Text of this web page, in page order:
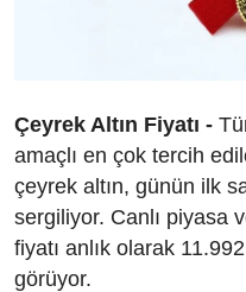
Çeyrek Altın Fiyatı -
amaçlı en çok tercih
çeyrek altın, günün ilk
sergiliyor. Canlı piyasa
fiyatı anlık olarak
görüyor.